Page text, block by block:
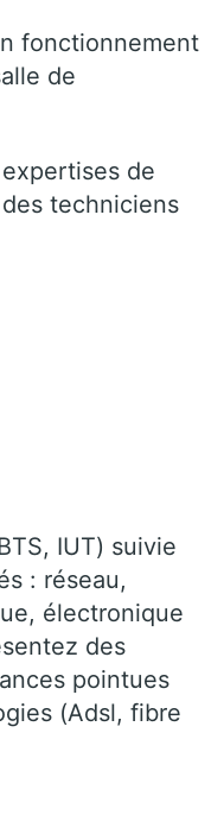
fonctionnement
de
de
techniciens
IUT) suivie
: réseau,
électronique
des
pointues
(Adsl, fibre